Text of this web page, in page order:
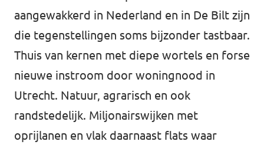
aangewakkerd in Nederland en in De Bilt zijn
die tegenstellingen soms bijzonder tastbaar.
Thuis van kernen met diepe wortels en forse
nieuwe instroom door woningnood in
Utrecht. Natuur, agrarisch en ook
randstedelijk. Miljonairswijken met
oprijlanen en vlak daarnaast flats waar